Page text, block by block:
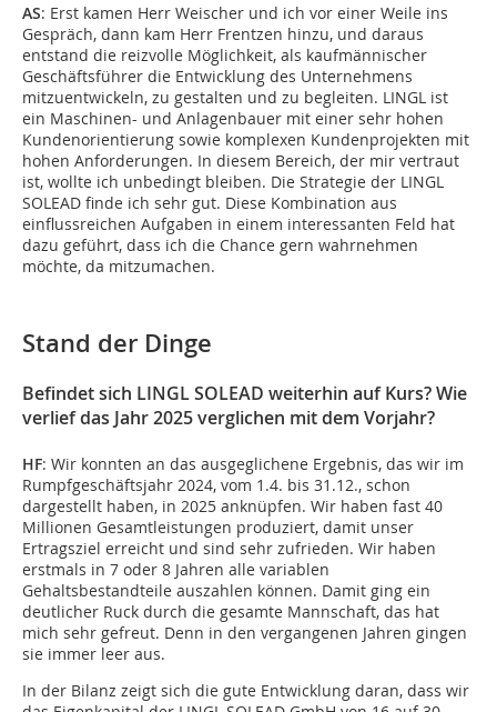
AS: Erst kamen Herr Weischer und ich vor einer Weile ins
Gespräch, dann kam Herr Frentzen hinzu, und daraus
entstand die reizvolle Möglichkeit, als kaufmännischer
Geschäftsführer die Entwicklung des Unternehmens
mitzuentwickeln, zu gestalten und zu begleiten. LINGL ist
ein Maschinen- und Anlagenbauer mit einer sehr hohen
Kundenorientierung sowie komplexen Kundenprojekten mit
hohen Anforderungen. In diesem Bereich, der mir vertraut
ist, wollte ich unbedingt bleiben. Die Strategie der LINGL
SOLEAD finde ich sehr gut. Diese Kombination aus
einflussreichen Aufgaben in einem interessanten Feld hat
dazu geführt, dass ich die Chance gern wahrnehmen
möchte, da mitzumachen.
Stand der Dinge
Befindet sich LINGL SOLEAD weiterhin auf Kurs? Wie
verlief das Jahr 2025 verglichen mit dem Vorjahr?
HF: Wir konnten an das ausgeglichene Ergebnis, das wir im
Rumpfgeschäftsjahr 2024, vom 1.4. bis 31.12., schon
dargestellt haben, in 2025 anknüpfen. Wir haben fast 40
Millionen Gesamtleistungen produziert, damit unser
Ertragsziel erreicht und sind sehr zufrieden. Wir haben
erstmals in 7 oder 8 Jahren alle variablen
Gehaltsbestandteile auszahlen können. Damit ging ein
deutlicher Ruck durch die gesamte Mannschaft, das hat
mich sehr gefreut. Denn in den vergangenen Jahren gingen
sie immer leer aus.
In der Bilanz zeigt sich die gute Entwicklung daran, dass wir